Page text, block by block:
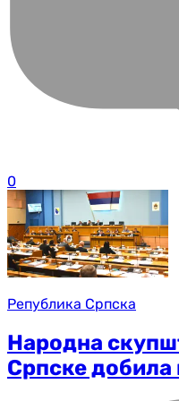
0
Република Српска
Народна
Српске добила